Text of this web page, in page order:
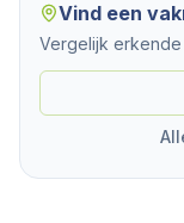
Vind een
Vergelijk